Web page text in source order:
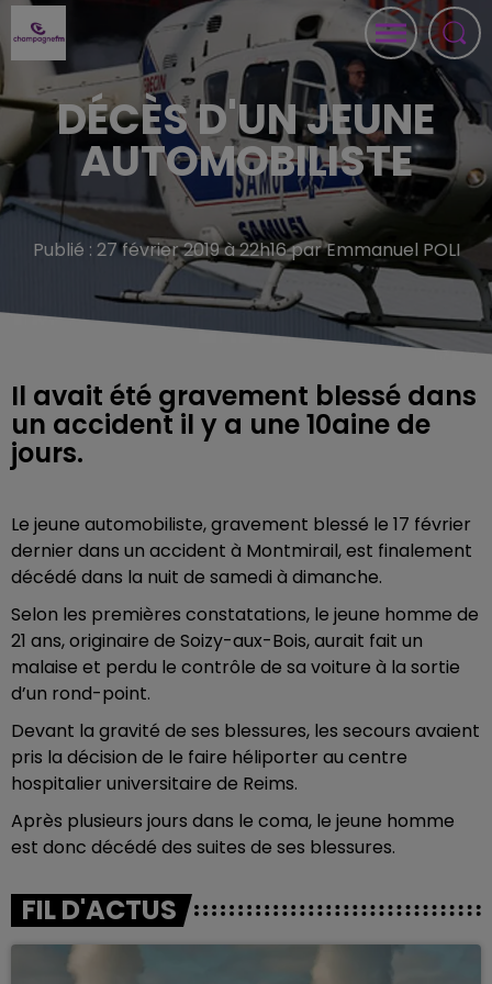
DÉCÈS D'UN JEUNE
AUTOMOBILISTE
Publié : 27 février 2019 à 22h16 par Emmanuel POLI
Il avait été gravement blessé dans
un accident il y a une 10aine de
jours.
Le jeune automobiliste, gravement blessé le 17 février
dernier dans un accident à Montmirail, est finalement
décédé dans la nuit de samedi à dimanche.
Selon les premières constatations, le jeune homme de
21 ans, originaire de Soizy-aux-Bois, aurait fait un
malaise et perdu le contrôle de sa voiture à la sortie
d’un rond-point.
Devant la gravité de ses blessures, les secours avaient
pris la décision de le faire héliporter au centre
hospitalier universitaire de Reims.
Après plusieurs jours dans le coma, le jeune homme
est donc décédé des suites de ses blessures.
FIL D'ACTUS